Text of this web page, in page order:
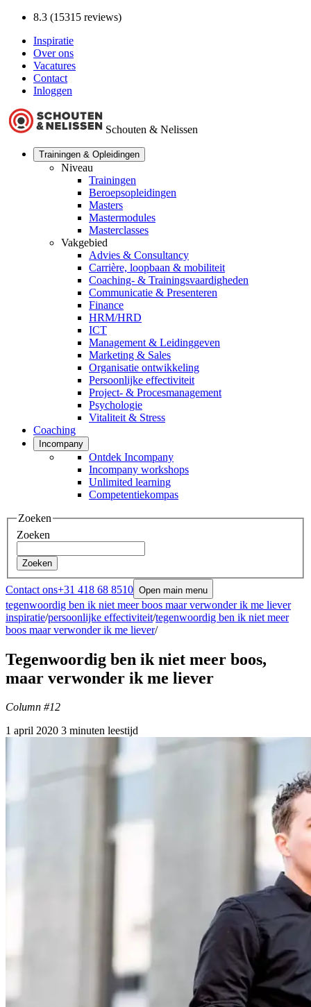
8.3 (15315 reviews)
Inspiratie
Over ons
Vacatures
Contact
Inloggen
Schouten & Nelissen
Trainingen & Opleidingen
Niveau
Trainingen
Beroepsopleidingen
Masters
Mastermodules
Masterclasses
Vakgebied
Advies & Consultancy
Carrière, loopbaan & mobiliteit
Coaching- & Trainingsvaardigheden
Communicatie & Presenteren
Finance
HRM/HRD
ICT
Management & Leidinggeven
Marketing & Sales
Organisatie ontwikkeling
Persoonlijke effectiviteit
Project- & Procesmanagement
Psychologie
Vitaliteit & Stress
Coaching
Incompany
Ontdek Incompany
Incompany workshops
Unlimited learning
Competentiekompas
Zoeken
Zoeken
Zoeken
Contact ons+31 418 68 8510 Open main menu
tegenwoordig ben ik niet meer boos maar verwonder ik me liever
inspiratie/persoonlijke effectiviteit/tegenwoordig ben ik niet meer
boos maar verwonder ik me liever/
Tegenwoordig ben ik niet meer boos,
maar verwonder ik me liever
Column #12
1 april 2020 3 minuten leestijd